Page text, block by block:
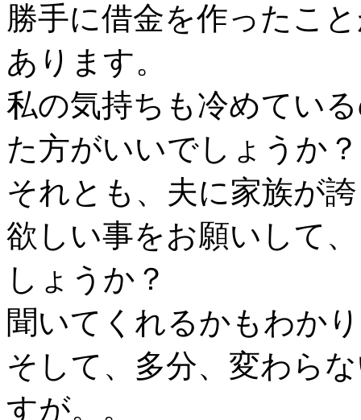
勝手に借金を作ったこ
あります。
私の気持ちも冷めてい
た方がいいでしょうか？
それとも、夫に家族が
欲しい事をお願いして
しょうか？
聞いてくれるかもわか
そして、多分、変わら
すが。。